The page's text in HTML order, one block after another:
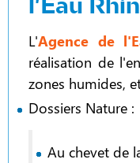
L'Agence de
réalisation de
zones humides,
Dossiers Nature :
Au chevet de